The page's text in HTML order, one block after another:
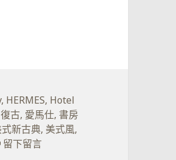
, HERMES, Hotel
復古, 愛馬仕, 書房
式新古典, 美式風,
留下留言在 雍容，是設計價值給人們的